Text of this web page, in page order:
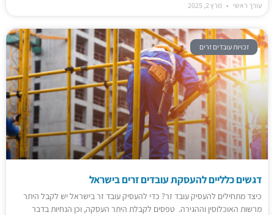
עורך ראשי מרץ 2, 2025
זכויות עובדים זרים
דגשים כלליים להעסקת עובדים זרים בישראל
כיצד מתחילים להעסיק עובד זר? כדי להעסיק עובד זר בישראל יש לקבל היתר
מרשות האוכלוסין וההגירה. טפסים לקבלת היתר העסקה, וכן הנחיות בדבר